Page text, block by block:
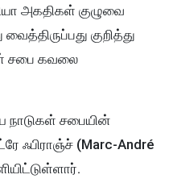
அகதிகள் குழுவை
குறித்து
சபை கவலை
சபையின்
ஃபிராஞ்ச் (Marc-André